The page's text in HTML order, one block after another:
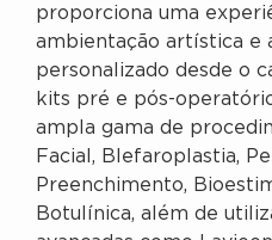
proporciona uma
ambientação artística e
personalizado desde o
kits pré e pós-
ampla gama de
Facial, Blefaroplastia,
Preenchimento,
Botulínica, além de